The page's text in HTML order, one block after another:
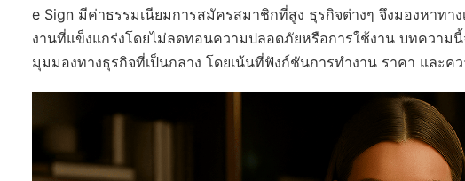
e Sign มีค่าธรรมเนียมการสมัครสมาชิกที่สูง ธุรกิจต่างๆ จึงมองหาทา
งานที่แข็งแกร่งโดยไม่ลดทอนความปลอดภัยหรือการใช้งาน บทความ
มุมมองทางธุรกิจที่เป็นกลาง โดยเน้นที่ฟังก์ชันการทำงาน ราคา และค